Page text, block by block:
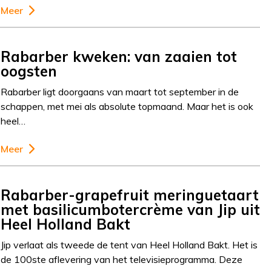
Meer
Rabarber kweken: van zaaien tot
oogsten
Rabarber ligt doorgaans van maart tot september in de
schappen, met mei als absolute topmaand. Maar het is ook
heel…
Meer
Rabarber-grapefruit meringuetaart
met basilicumbotercrème van Jip uit
Heel Holland Bakt
Jip verlaat als tweede de tent van Heel Holland Bakt. Het is
de 100ste aflevering van het televisieprogramma. Deze